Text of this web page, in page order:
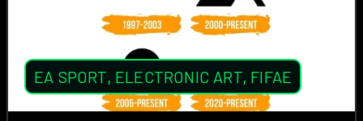
EA SPORT, ELECTRONIC ART, FIFAE